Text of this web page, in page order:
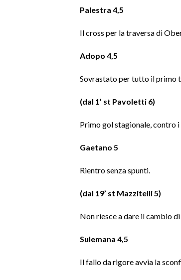
Palestra 4,5
Il cross per la traversa di
Adopo 4,5
Sovrastato per tutto il primo
(dal 1’ st Pavoletti 6)
Primo gol stagionale, contro
Gaetano 5
Rientro senza spunti.
(dal 19’ st Mazzitelli 5)
Non riesce a dare il cambio di
Sulemana 4,5
Il fallo da rigore avvia la